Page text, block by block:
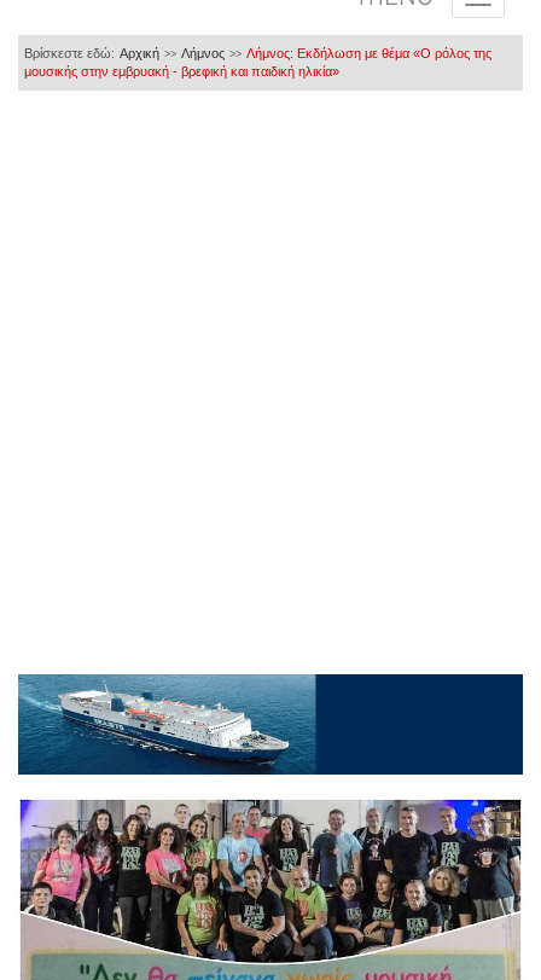
Βρίσκεστε εδώ: Αρχική >> Λήμνος >> Λήμνος: Εκδήλωση με θέμα «Ο ρόλος της
μουσικής στην εμβρυακή - βρεφική και παιδική ηλικία»